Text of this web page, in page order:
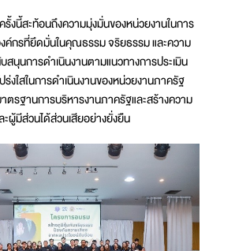
รั้งนี้สะท้อนถึงความมุ่งมั่นของหน่วยงานในการ
ค์กรที่ยึดมั่นในคุณธรรม จริยธรรม และความ
สนุนการดำเนินงานตามแนวทางการประเมิน
งใสในการดำเนินงานของหน่วยงานภาครัฐ
ตรฐานการบริหารงานภาครัฐและสร้างความ
ะผู้มีส่วนได้ส่วนเสียอย่างยั่งยืน